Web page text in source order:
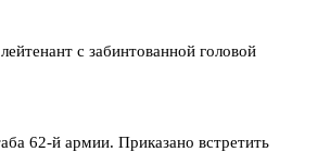
с забинтованной головой
62-й армии. Приказано встретить